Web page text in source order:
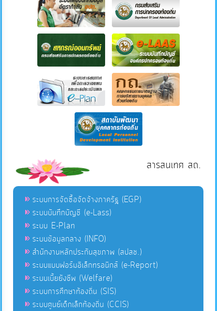
สารสนเทศ สถ.
ระบบการจัดซื้อจัดจ้างภาครัฐ (EGP)
ระบบบันทึกบัญชี (e-Lass)
ระบบ E-Plan
ระบบข้อมูลกลาง (INFO)
สำนักงานหลักประกันสุขภาพ (สปสช.)
ระบบแบบฟอร์มอิเล็กทรอนิกส์ (e-Report)
ระบบเบี้ยยังชีพ (Welfare)
ระบบการศึกษาท้องถิ่น (SIS)
ระบบศูนย์เด็กเล็กท้องถิ่น (CCIS)